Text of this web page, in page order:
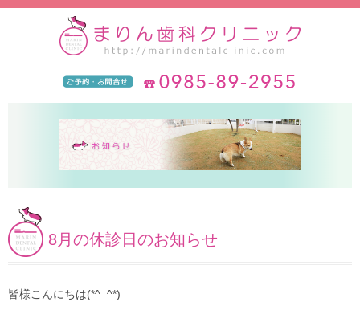
8月の休診日のお知らせ
皆様こんにちは(*^_^*)